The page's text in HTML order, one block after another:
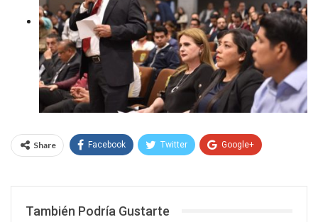
Share Facebook Twitter Google+
También Podría Gustarte